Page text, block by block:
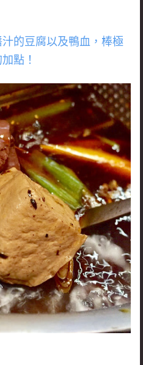
的豆腐以及鴨血，棒極
點！